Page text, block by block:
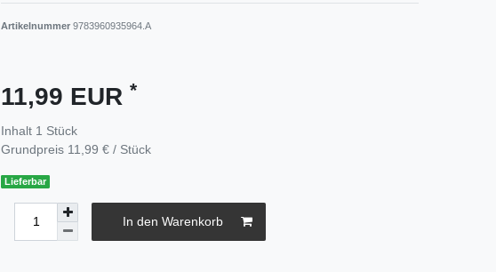
Artikelnummer 9783960935964.A
11,99 EUR *
Inhalt 1 Stück
Grundpreis 11,99 € / Stück
Lieferbar
In den Warenkorb